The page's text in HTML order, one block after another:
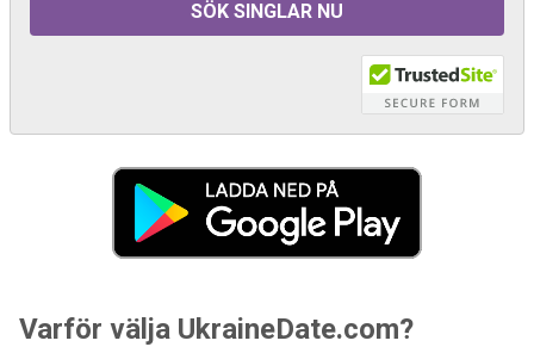
Varför välja UkraineDate.com?